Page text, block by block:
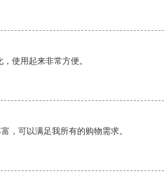
使用起来非常方便。
，可以满足我所有的购物需求。